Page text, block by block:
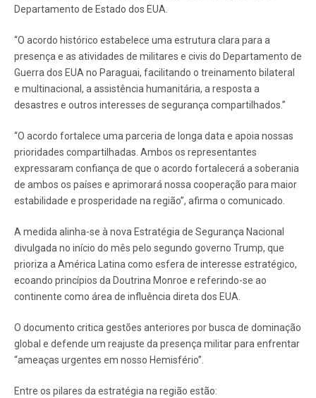
Departamento de Estado dos EUA.
“O acordo histórico estabelece uma estrutura clara para a
presença e as atividades de militares e civis do Departamento de
Guerra dos EUA no Paraguai, facilitando o treinamento bilateral
e multinacional, a assistência humanitária, a resposta a
desastres e outros interesses de segurança compartilhados.”
“O acordo fortalece uma parceria de longa data e apoia nossas
prioridades compartilhadas. Ambos os representantes
expressaram confiança de que o acordo fortalecerá a soberania
de ambos os países e aprimorará nossa cooperação para maior
estabilidade e prosperidade na região”, afirma o comunicado.
A medida alinha-se à nova Estratégia de Segurança Nacional
divulgada no início do mês pelo segundo governo Trump, que
prioriza a América Latina como esfera de interesse estratégico,
ecoando princípios da Doutrina Monroe e referindo-se ao
continente como área de influência direta dos EUA.
O documento critica gestões anteriores por busca de dominação
global e defende um reajuste da presença militar para enfrentar
“ameaças urgentes em nosso Hemisfério”.
Entre os pilares da estratégia na região estão: